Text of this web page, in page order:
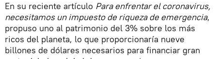
En su reciente artículo Para enfrentar el coronavirus,
necesitamos un impuesto de riqueza de emergencia,
propuso uno al patrimonio del 3% sobre los más
ricos del planeta, lo que proporcionaría nueve
billones de dólares necesarios para financiar gran